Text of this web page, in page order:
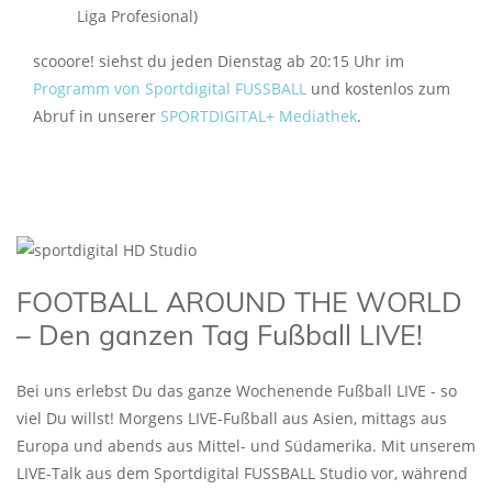
Liga Profesional)
scooore! siehst du jeden Dienstag ab 20:15 Uhr im
Programm von Sportdigital FUSSBALL und kostenlos zum
Abruf in unserer SPORTDIGITAL+ Mediathek.
FOOTBALL AROUND THE WORLD
– Den ganzen Tag Fußball LIVE!
Bei uns erlebst Du das ganze Wochenende Fußball LIVE - so
viel Du willst! Morgens LIVE-Fußball aus Asien, mittags aus
Europa und abends aus Mittel- und Südamerika. Mit unserem
LIVE-Talk aus dem Sportdigital FUSSBALL Studio vor, während